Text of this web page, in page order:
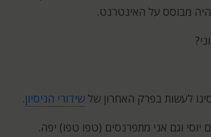
מבוסס על האינטרנט.
לעשות בפרק האחרון של שידורי הניסיון.
יוסי וגם אני מתפרנסים (טפו טפו) יפה.